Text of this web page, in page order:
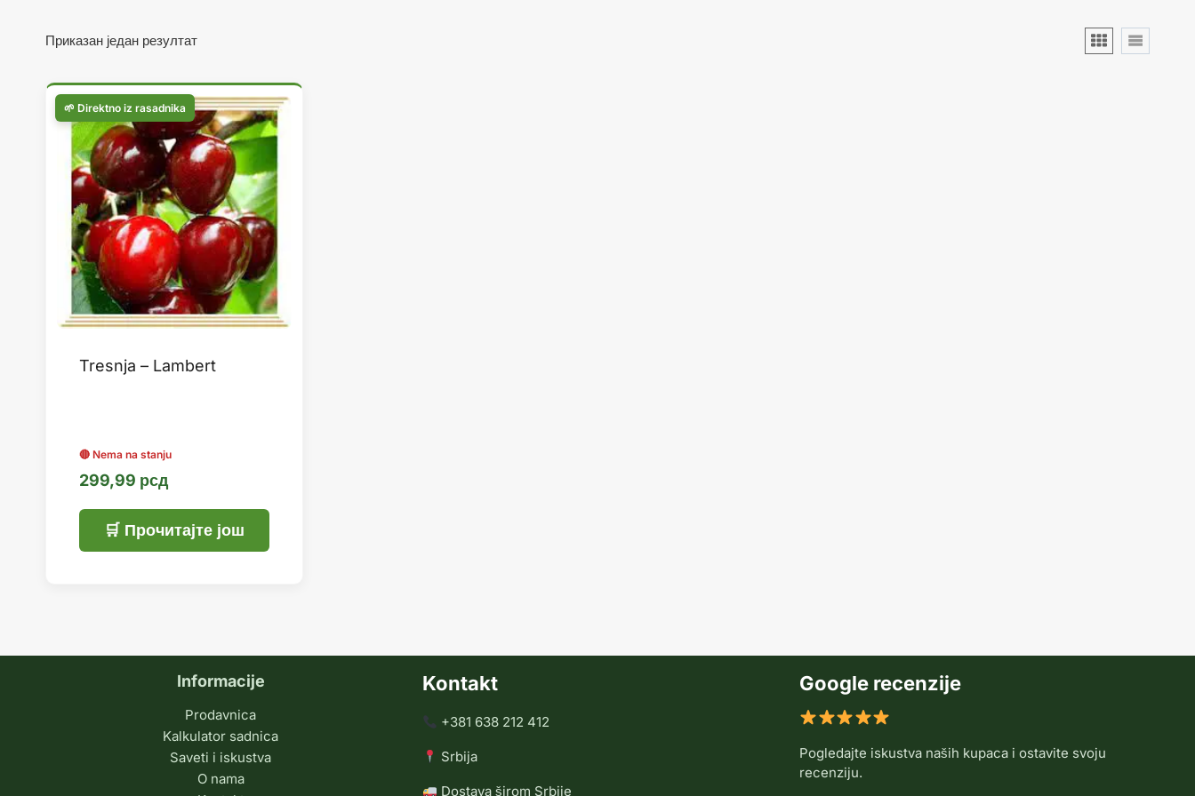
Приказан један резултат
Tresnja – Lambert
299,99 рсд
Прочитајте још
Informacije
Prodavnica
Kalkulator sadnica
Saveti i iskustva
O nama
Kontakt
+381 638 212 412
Srbija
Dostava širom Srbije
Google recenzije
Pogledajte iskustva naših kupaca i ostavite svoju
recenziju.